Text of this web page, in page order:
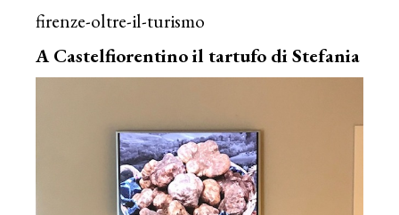
firenze-oltre-il-turismo
A Castelfiorentino il tartufo di Stefania